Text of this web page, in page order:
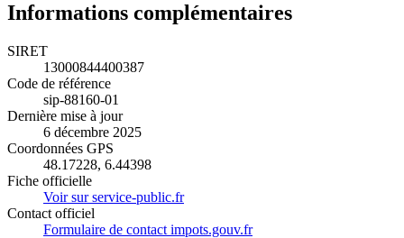
Informations complémentaires
SIRET
13000844400387
Code de référence
sip-88160-01
Dernière mise à jour
6 décembre 2025
Coordonnées GPS
48.17228, 6.44398
Fiche officielle
Voir sur service-public.fr
Contact officiel
Formulaire de contact impots.gouv.fr